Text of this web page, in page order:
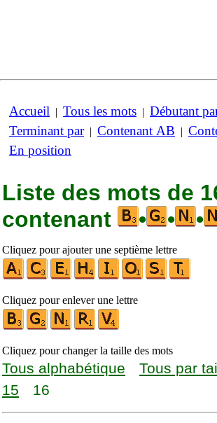
Accueil | Tous les mots | Débutant
Terminant par| Contenant AB |
En position
Liste des mots de
contenant
• • •
Cliquez pour ajouter une septième lettre
Cliquez pour enlever une lettre
Cliquez pour changer la taille des mots
Tous alphabétique Tous par
15
16